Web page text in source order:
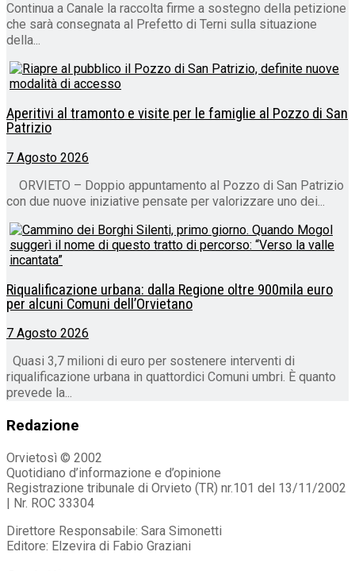
Continua a Canale la raccolta firme a sostegno della petizione
che sarà consegnata al Prefetto di Terni sulla situazione
della...
Aperitivi al tramonto e visite per le famiglie al Pozzo di San
Patrizio
7 Agosto 2026
ORVIETO – Doppio appuntamento al Pozzo di San Patrizio
con due nuove iniziative pensate per valorizzare uno dei...
Riqualificazione urbana: dalla Regione oltre 900mila euro
per alcuni Comuni dell’Orvietano
7 Agosto 2026
Quasi 3,7 milioni di euro per sostenere interventi di
riqualificazione urbana in quattordici Comuni umbri. È quanto
prevede la...
Redazione
Orvietosì © 2002
Quotidiano d’informazione e d’opinione
Registrazione tribunale di Orvieto (TR) nr.101 del 13/11/2002
| Nr. ROC 33304
Direttore Responsabile: Sara Simonetti
Editore: Elzevira di Fabio Graziani